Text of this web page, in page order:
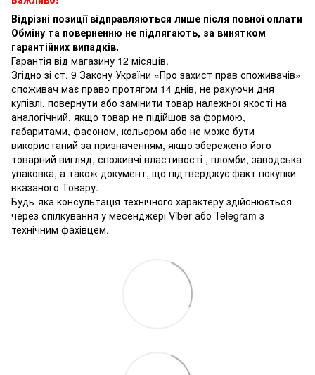
Відрізні позиції відправляються лише після повної оплати
Обміну та поверненню не підлягають, за винятком
гарантійних випадків.
Гарантія від магазину 12 місяців.
Згідно зі ст. 9 Закону України «Про захист прав споживачів»
споживач має право протягом 14 днів, не рахуючи дня
купівлі, повернути або замінити товар належної якості на
аналогічний, якщо товар не підійшов за формою,
габаритами, фасоном, кольором або не може бути
використаний за призначенням, якщо збережено його
товарний вигляд, споживчі властивості , пломби, заводська
упаковка, а також документ, що підтверджує факт покупки
вказаного Товару.
Будь-яка консультація технічного характеру здійснюється
через спілкування у месенджері Viber або Telegram з
технічним фахівцем.